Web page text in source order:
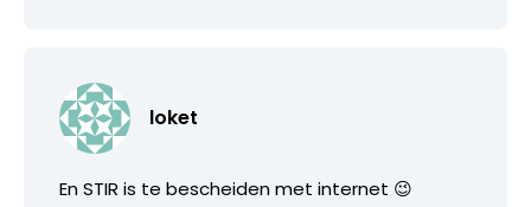
loket
En STIR is te bescheiden met internet 😉